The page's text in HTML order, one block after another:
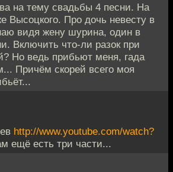
на тему свадьбы 4 песни. На
Высоцкого. Про дочь невесту в
видя жену шурина, один в
Включить что-ли разок при
Но ведь прибьют меня, гада
Причём скорей всего моя
http://www.youtube.com/watch?
ещё есть три части...